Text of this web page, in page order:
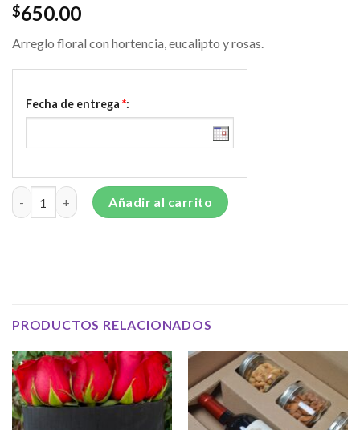
$650.00
Arreglo floral con hortencia, eucalipto y rosas.
Fecha de entrega *:
Bolsa con mensaje cantidadAñadir al carrito
PRODUCTOS RELACIONADOS